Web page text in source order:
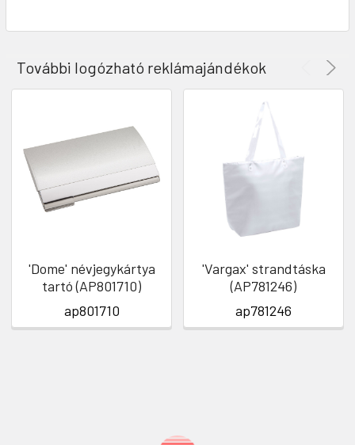
További logózható reklámajándékok
'Dome' névjegykártya
tartó (AP801710)
ap801710
'Vargax' strandtáska
(AP781246)
ap781246